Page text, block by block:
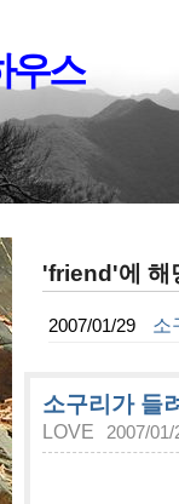
우스
'friend'에 해
2007/01/29 소
소구리가 들
LOVE 2007/